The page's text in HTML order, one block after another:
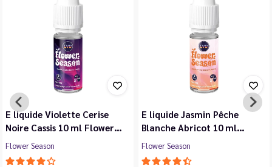
E liquide Violette Cerise
Noire Cassis 10 ml Flower…
Flower Season
E liquide Jasmin Pêche
Blanche Abricot 10 ml…
Flower Season